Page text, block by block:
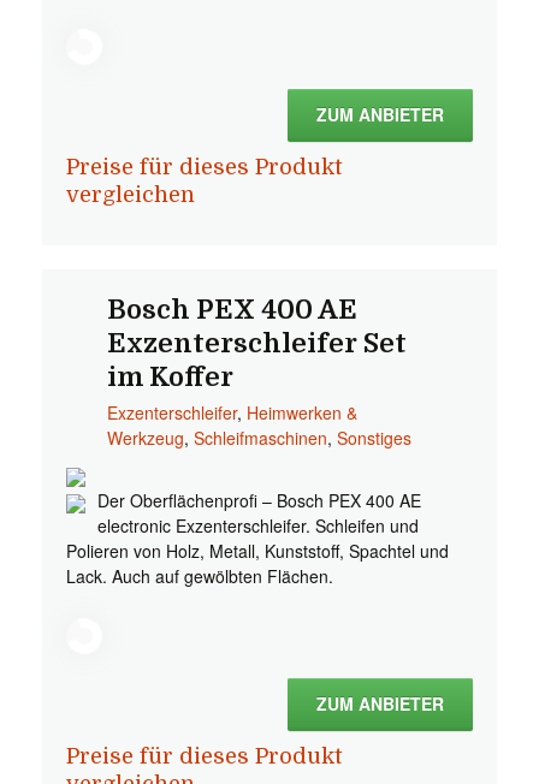
ZUM ANBIETER
Preise für dieses Produkt
vergleichen
Bosch PEX 400 AE
Exzenterschleifer Set
im Koffer
Exzenterschleifer, Heimwerken &
Werkzeug, Schleifmaschinen, Sonstiges
Der Oberflächenprofi – Bosch PEX 400 AE
electronic Exzenterschleifer. Schleifen und
Polieren von Holz, Metall, Kunststoff, Spachtel und
Lack. Auch auf gewölbten Flächen.
ZUM ANBIETER
Preise für dieses Produkt